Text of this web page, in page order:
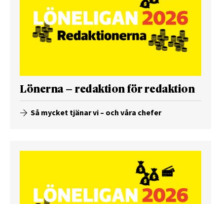
Lönerna – redaktion för redaktion
Så mycket tjänar vi – och våra chefer